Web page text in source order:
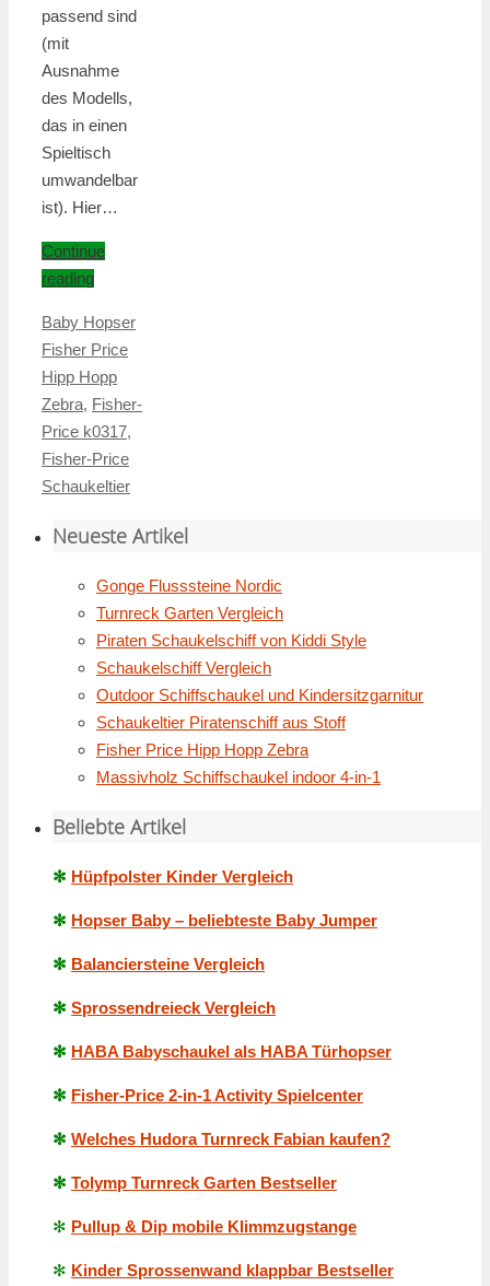
passend sind
(mit
Ausnahme
des Modells,
das in einen
Spieltisch
umwandelbar
ist). Hier…
Continue
reading
Baby Hopser
Fisher Price
Hipp Hopp
Zebra, Fisher-
Price k0317,
Fisher-Price
Schaukeltier
Neueste Artikel
Gonge Flusssteine Nordic
Turnreck Garten Vergleich
Piraten Schaukelschiff von Kiddi Style
Schaukelschiff Vergleich
Outdoor Schiffschaukel und Kindersitzgarnitur
Schaukeltier Piratenschiff aus Stoff
Fisher Price Hipp Hopp Zebra
Massivholz Schiffschaukel indoor 4-in-1
Beliebte Artikel
✻ Hüpfpolster Kinder Vergleich
✻ Hopser Baby – beliebteste Baby Jumper
✻ Balanciersteine Vergleich
✻ Sprossendreieck Vergleich
✻ HABA Babyschaukel als HABA Türhopser
✻ Fisher-Price 2-in-1 Activity Spielcenter
✻ Welches Hudora Turnreck Fabian kaufen?
✻ Tolymp Turnreck Garten Bestseller
✻ Pullup & Dip mobile Klimmzugstange
✻ Kinder Sprossenwand klappbar Bestseller